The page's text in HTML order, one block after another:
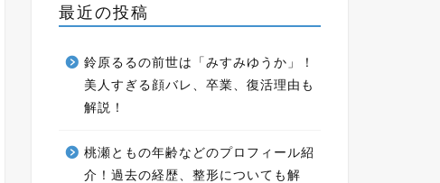
最近の投稿
鈴原るるの前世は「みすみゆうか」！
美人すぎる顔バレ、卒業、復活理由も
解説！
桃瀬ともの年齢などのプロフィール紹
介！過去の経歴、整形についても解